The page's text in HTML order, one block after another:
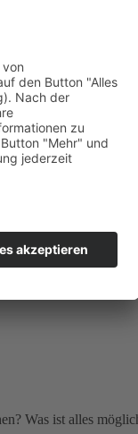
Was ist alles